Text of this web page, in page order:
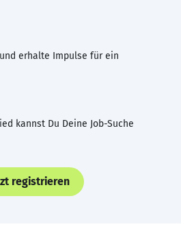
erhalte Impulse für ein
kannst Du Deine Job-Suche
registrieren